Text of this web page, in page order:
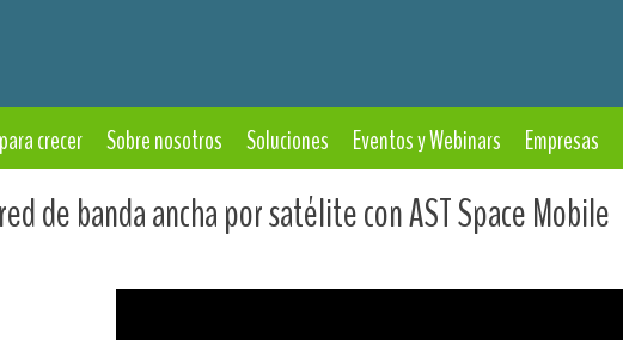
crecer Sobre nosotros Soluciones Eventos y Webinars Empresas
de banda ancha por satélite con AST Space Mobile